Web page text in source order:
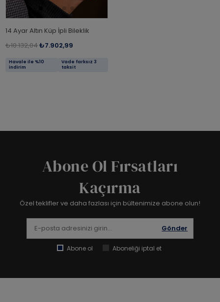
14 Ayar Altın Küp İpli Bileklik
₺10.132,04₺7.902,99
Havale ile %10
indirim
Vade farksız 3
taksit
Abone Ol Fırsatları
Kaçırma
Özel teklifler ve daha fazlası için bültenimize abone olun!
Gönder
Abone ol Aboneliği iptal et